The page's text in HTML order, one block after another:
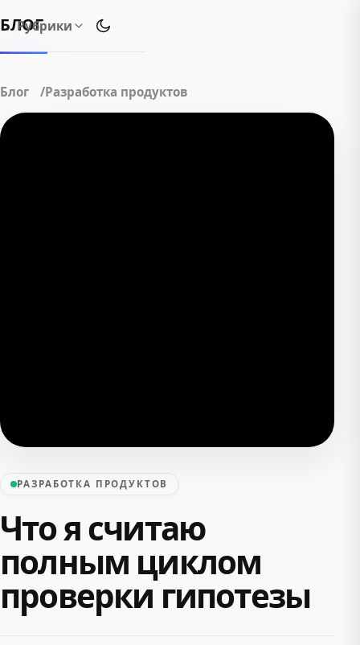
БЛОГ
Рубрики Переключить тему оформления
Блог Разработка продуктов
РАЗРАБОТКА ПРОДУКТОВ
Что я считаю
полным циклом
проверки гипотезы